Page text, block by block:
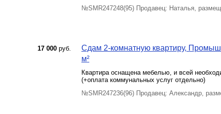
№SMR247248(95) Продавец: Наталья,
17 000 руб.
Сдам 2-комнатную квартиру,
м²
Квартира оснащена мебелью, и всей
(+оплата коммунальных услуг отдельно)
№SMR247236(96) Продавец: Александр,